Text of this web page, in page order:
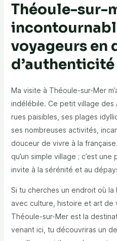
Théoule-sur-
voyageurs en
d’authenticité
Ma visite à Théoule-sur-Mer
indélébile. Ce petit village des
rues paisibles, ses plages
ses nombreuses activités,
douceur de vivre à la
qu’un simple village ; c’est
invite à la sérénité et au
Si tu cherches un endroit où
avec culture, histoire et art de
Théoule-sur-Mer est la
venant ici, tu découvriras un